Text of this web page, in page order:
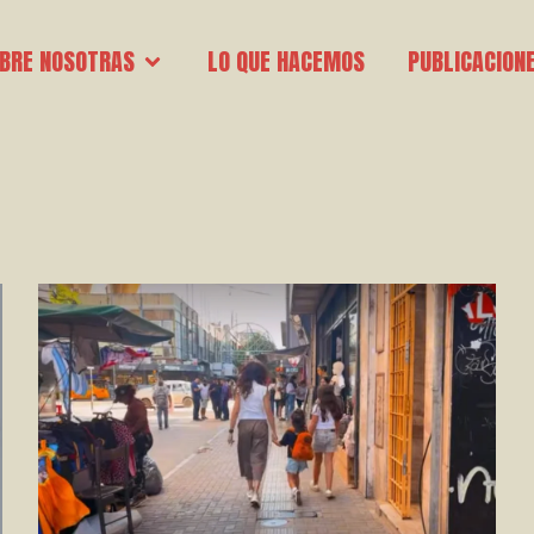
NOSOTRAS Open Sobre nosotras
LO QUE HACEMOS